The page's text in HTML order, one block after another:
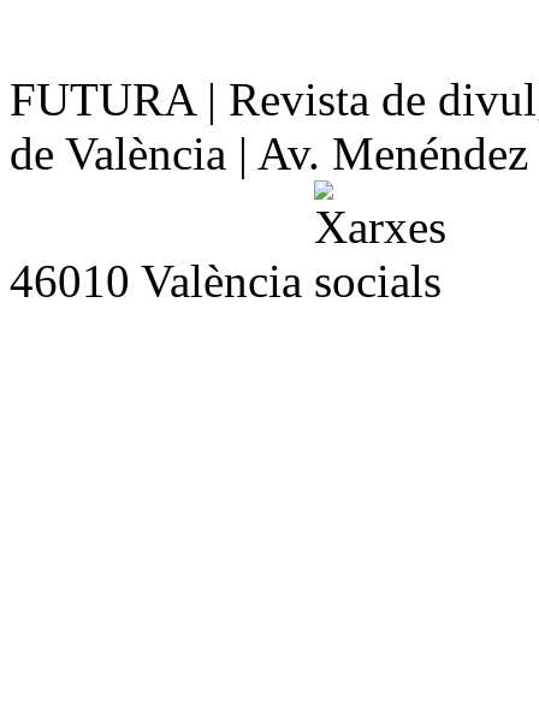
FUTURA | Revista de
de València | Av.
46010 València